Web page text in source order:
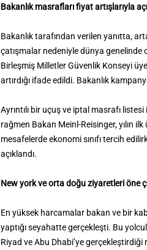
Bakanlık masrafları fiyat artışlarıyla
Bakanlık tarafından verilen yanıtta,
çatışmalar nedeniyle dünya genelinde
Birleşmiş Milletler Güvenlik Konseyi
artırdığı ifade edildi. Bakanlık
Ayrıntılı bir uçuş ve iptal masrafı
rağmen Bakan Meinl-Reisinger, yılın
mesafelerde ekonomi sınıfı tercih
açıklandı.
New york ve orta doğu ziyaretleri öne
En yüksek harcamalar bakan ve bir
yaptığı seyahatte gerçekleşti. Bu
Riyad ve Abu Dhabi’ye gerçekleştirdiği